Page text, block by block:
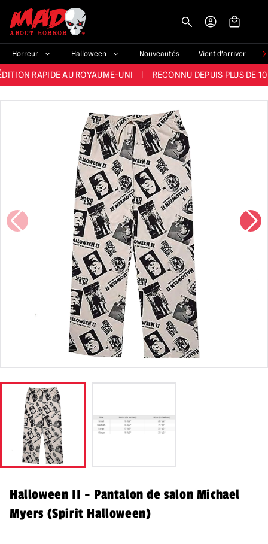
Horreur Halloween Nouveautés Vient d'arriver
ET LA MEILLEURE GAMME DU ROYAUME-UNI PLUS DE 60 000
RAPIDE AU ROYAUME-UNI RECONNU DEPUIS PLUS DE
GAMME D'HALLOWEEN AU ROYAUME-UNI
ET LA MEILLEURE GAMME DU ROYAUME-UNI | PLUS DE 60 000
Halloween II - Pantalon de salon Michael
Myers (Spirit Halloween)